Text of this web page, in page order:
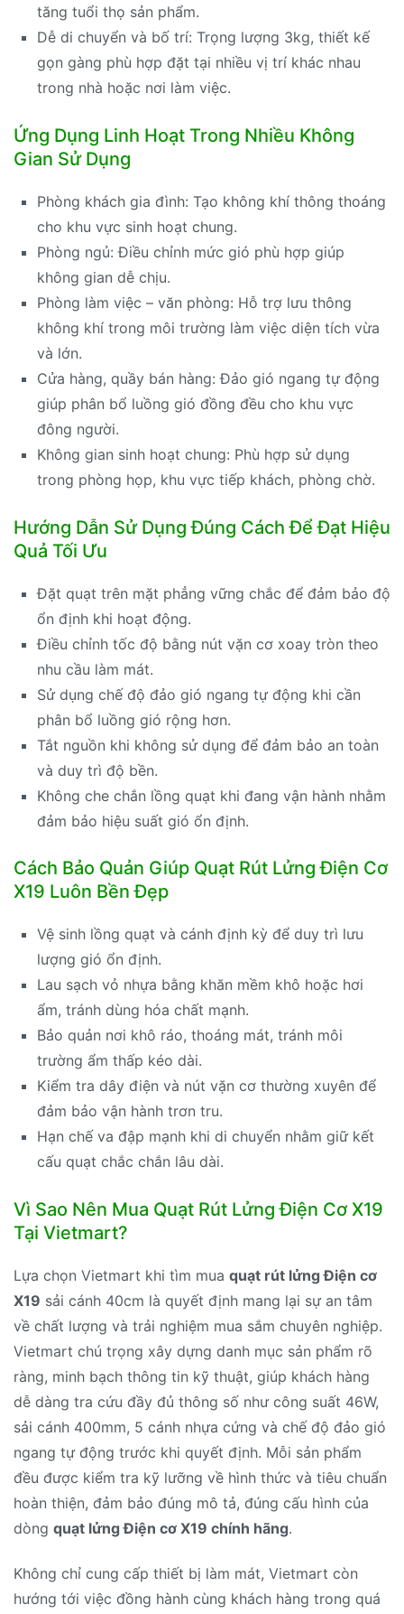
tăng tuổi thọ sản phẩm.
Dễ di chuyển và bố trí: Trọng lượng 3kg, thiết kế
gọn gàng phù hợp đặt tại nhiều vị trí khác nhau
trong nhà hoặc nơi làm việc.
Ứng Dụng Linh Hoạt Trong Nhiều Không
Gian Sử Dụng
Phòng khách gia đình: Tạo không khí thông thoáng
cho khu vực sinh hoạt chung.
Phòng ngủ: Điều chỉnh mức gió phù hợp giúp
không gian dễ chịu.
Phòng làm việc – văn phòng: Hỗ trợ lưu thông
không khí trong môi trường làm việc diện tích vừa
và lớn.
Cửa hàng, quầy bán hàng: Đảo gió ngang tự động
giúp phân bổ luồng gió đồng đều cho khu vực
đông người.
Không gian sinh hoạt chung: Phù hợp sử dụng
trong phòng họp, khu vực tiếp khách, phòng chờ.
Hướng Dẫn Sử Dụng Đúng Cách Để Đạt Hiệu
Quả Tối Ưu
Đặt quạt trên mặt phẳng vững chắc để đảm bảo độ
ổn định khi hoạt động.
Điều chỉnh tốc độ bằng nút vặn cơ xoay tròn theo
nhu cầu làm mát.
Sử dụng chế độ đảo gió ngang tự động khi cần
phân bổ luồng gió rộng hơn.
Tắt nguồn khi không sử dụng để đảm bảo an toàn
và duy trì độ bền.
Không che chắn lồng quạt khi đang vận hành nhằm
đảm bảo hiệu suất gió ổn định.
Cách Bảo Quản Giúp Quạt Rút Lửng Điện Cơ
X19 Luôn Bền Đẹp
Vệ sinh lồng quạt và cánh định kỳ để duy trì lưu
lượng gió ổn định.
Lau sạch vỏ nhựa bằng khăn mềm khô hoặc hơi
ẩm, tránh dùng hóa chất mạnh.
Bảo quản nơi khô ráo, thoáng mát, tránh môi
trường ẩm thấp kéo dài.
Kiểm tra dây điện và nút vặn cơ thường xuyên để
đảm bảo vận hành trơn tru.
Hạn chế va đập mạnh khi di chuyển nhằm giữ kết
cấu quạt chắc chắn lâu dài.
Vì Sao Nên Mua Quạt Rút Lửng Điện Cơ X19
Tại Vietmart?
Lựa chọn Vietmart khi tìm mua quạt rút lửng Điện cơ
X19 sải cánh 40cm là quyết định mang lại sự an tâm
về chất lượng và trải nghiệm mua sắm chuyên nghiệp.
Vietmart chú trọng xây dựng danh mục sản phẩm rõ
ràng, minh bạch thông tin kỹ thuật, giúp khách hàng
dễ dàng tra cứu đầy đủ thông số như công suất 46W,
sải cánh 400mm, 5 cánh nhựa cứng và chế độ đảo gió
ngang tự động trước khi quyết định. Mỗi sản phẩm
đều được kiểm tra kỹ lưỡng về hình thức và tiêu chuẩn
hoàn thiện, đảm bảo đúng mô tả, đúng cấu hình của
dòng quạt lửng Điện cơ X19 chính hãng.
Không chỉ cung cấp thiết bị làm mát, Vietmart còn
hướng tới việc đồng hành cùng khách hàng trong quá